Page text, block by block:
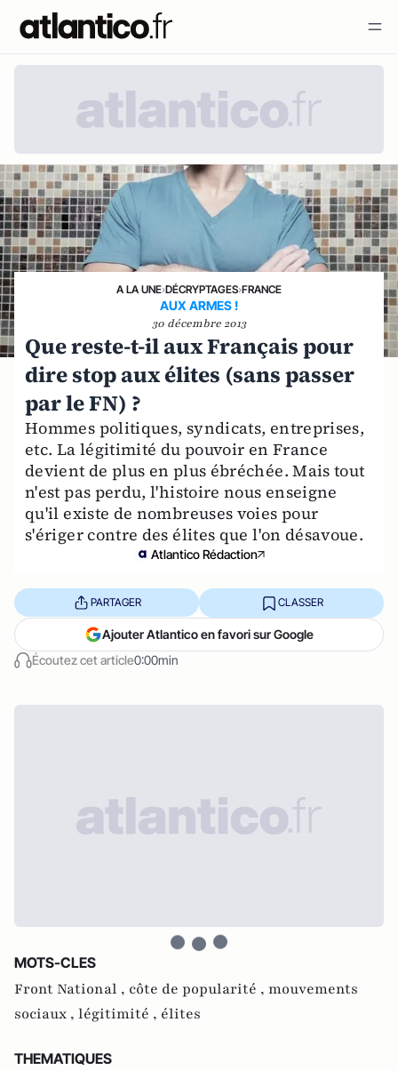
A LA UNE›DÉCRYPTAGES›FRANCE
AUX ARMES !
30 décembre 2013
Que reste-t-il aux Français pour
dire stop aux élites (sans passer
par le FN) ?
Hommes politiques, syndicats, entreprises,
etc. La légitimité du pouvoir en France
devient de plus en plus ébréchée. Mais tout
n'est pas perdu, l'histoire nous enseigne
qu'il existe de nombreuses voies pour
s'ériger contre des élites que l'on désavoue.
Atlantico Rédaction
Écoutez cet article0:00min
PARTAGER CLASSER
Ajouter Atlantico en favori sur Google
MOTS-CLES
Front National , côte de popularité , mouvements
sociaux , légitimité , élites
THEMATIQUES